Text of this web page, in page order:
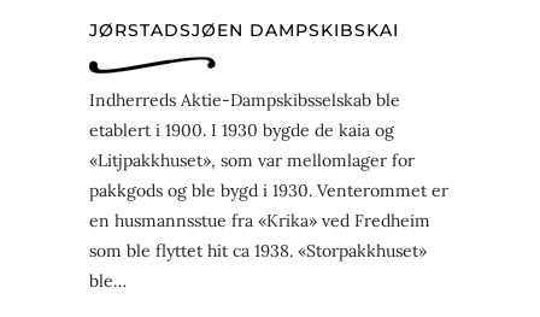
JØRSTADSJØEN DAMPSKIBSKAI
Indherreds Aktie-Dampskibsselskab ble
etablert i 1900. I 1930 bygde de kaia og
«Litjpakkhuset», som var mellomlager for
pakkgods og ble bygd i 1930. Venterommet er
en husmannsstue fra «Krika» ved Fredheim
som ble flyttet hit ca 1938. «Storpakkhuset»
ble…